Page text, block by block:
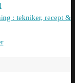
: tekniker, recept &